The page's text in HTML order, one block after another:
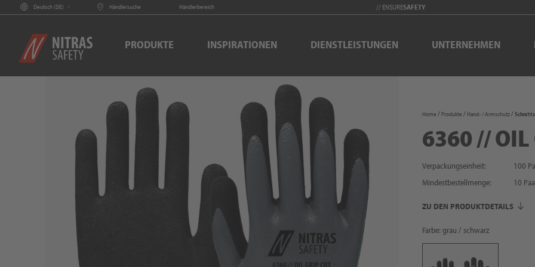
Deutsch (DE) Händlersuche Händlerbereich // ENSURESAFETY
PRODUKTE INSPIRATIONEN DIENSTLEISTUNGEN UNTERNEHMEN
Home Produkte Hand- / Armschutz
6360 // OIL
Verpackungseinheit:
100
Mindestbestellmenge:
10
ZU DEN PRODUKTDETAILS
Farbe: grau / schwarz